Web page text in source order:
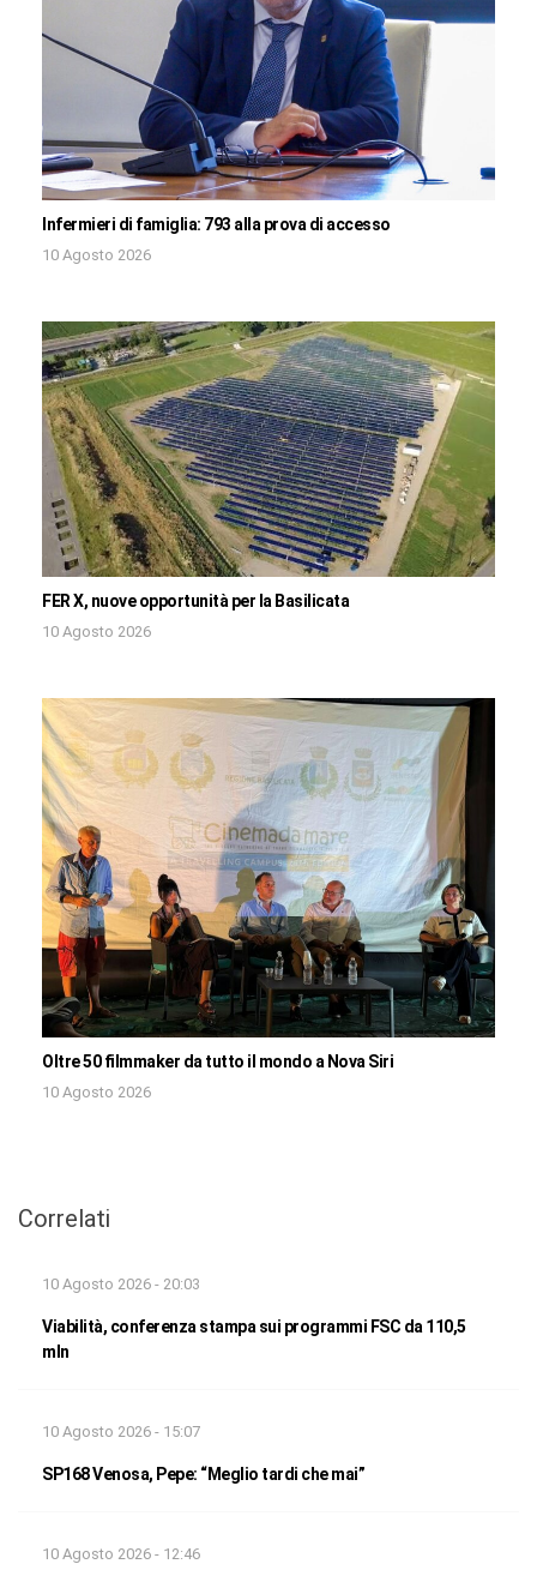
Infermieri di famiglia: 793 alla prova di accesso
10 Agosto 2026
FER X, nuove opportunità per la Basilicata
10 Agosto 2026
Oltre 50 filmmaker da tutto il mondo a Nova Siri
10 Agosto 2026
Correlati
10 Agosto 2026 - 20:03
Viabilità, conferenza stampa sui programmi FSC da 110,5
mln
10 Agosto 2026 - 15:07
SP168 Venosa, Pepe: “Meglio tardi che mai”
10 Agosto 2026 - 12:46